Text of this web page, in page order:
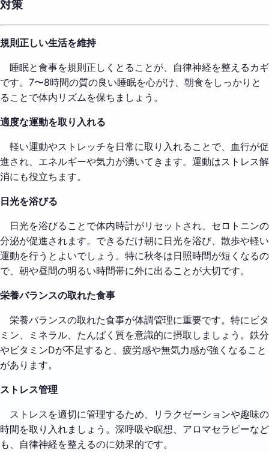
対策
規則正しい生活を維持
睡眠と食事を規則正しくとることが、自律神経を整えるカギ
です。7〜8時間の質の良い睡眠を心がけ、朝食をしっかりと
ることで体内リズムを保ちましょう。
適度な運動を取り入れる
軽い運動やストレッチを日常に取り入れることで、血行が促
進され、エネルギーや気力が湧いてきます。運動はストレス解
消にも役立ちます。
日光を浴びる
日光を浴びることで体内時計がリセットされ、セロトニンの
分泌が促進されます。できるだけ朝に日光を浴び、散歩や軽い
運動を行うとよいでしょう。特に秋冬は日照時間が短くなるの
で、朝や昼間の明るい時間帯に外に出ることが大切です。
栄養バランスの取れた食事
栄養バランスの取れた食事が体調管理に重要です。特にビタ
ミン、ミネラル、たんぱく質を意識的に摂取しましょう。鉄分
やビタミンDが不足すると、疲労感や無気力感が強くなること
があります。
ストレス管理
ストレスを適切に管理するため、リラクゼーションや趣味の
時間を取り入れましょう。深呼吸や瞑想、アロマセラピーなど
も、自律神経を整えるのに効果的です。